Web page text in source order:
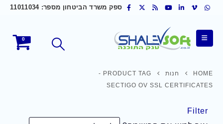
ספק משרד הביטחון מספר: 11011034
0
HOME חנות
PRODUCT TAG -
SECTIGO OV SSL CERTIFICATES
Filter